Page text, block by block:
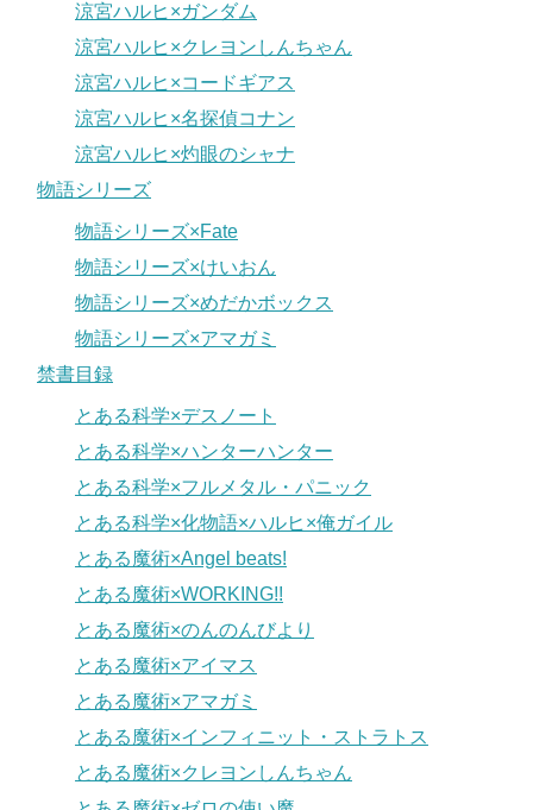
涼宮ハルヒ×ガンダム
涼宮ハルヒ×クレヨンしんちゃん
涼宮ハルヒ×コードギアス
涼宮ハルヒ×名探偵コナン
涼宮ハルヒ×灼眼のシャナ
物語シリーズ
物語シリーズ×Fate
物語シリーズ×けいおん
物語シリーズ×めだかボックス
物語シリーズ×アマガミ
禁書目録
とある科学×デスノート
とある科学×ハンターハンター
とある科学×フルメタル・パニック
とある科学×化物語×ハルヒ×俺ガイル
とある魔術×Angel beats!
とある魔術×WORKING!!
とある魔術×のんのんびより
とある魔術×アイマス
とある魔術×アマガミ
とある魔術×インフィニット・ストラトス
とある魔術×クレヨンしんちゃん